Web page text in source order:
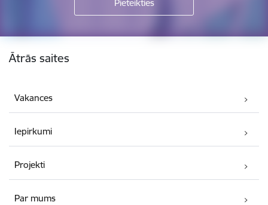
Kājene
Ātrās saites
Vakances
Iepirkumi
Projekti
Par mums